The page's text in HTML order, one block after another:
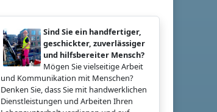
Sind Sie ein handfertiger,
geschickter, zuverlässiger
und hilfsbereiter Mensch?
Mögen Sie vielseitige Arbeit
und Kommunikation mit Menschen?
Denken Sie, dass Sie mit handwerklichen
Dienstleistungen und Arbeiten Ihren